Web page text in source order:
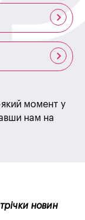
який момент у
нам на
новин